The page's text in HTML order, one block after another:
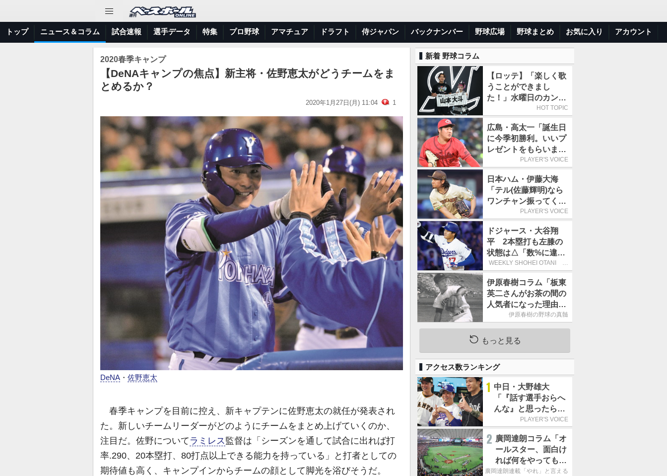
トップ ニュース＆コラム 試合速報 選手データ 特集 プロ野球 アマチュア ドラフト 侍ジャパン バックナンバー 野球広場 野球まとめ お気に入り アカウント
2020春季キャンプ
【DeNAキャンプの焦点】新主将・佐野恵太がどうチームをま
とめるか？
2020年1月27日(月) 11:04 1
DeNA ・ 佐野恵太
春季キャンプを目前に控え、新キャプテンに佐野恵太の就任が発表され
た。新しいチームリーダーがどのようにチームをまとめ上げていくのか、
注目だ。佐野について ラミレス 監督は「シーズンを通して試合に出れば打
率.290、20本塁打、80打点以上できる能力を持っている」と打者としての
期待値も高く、キャンプインからチームの顔として脚光を浴びそうだ。
新着 野球コラム
【ロッテ】「楽しく歌
うことができまし
た！」水曜日のカンパ
ネラ、8月8日のオリッ
に来場
HOT TOPIC
広島・高太一「誕生日
に今季初勝利。いいプ
レゼントをもらいまし
た」／バースデー星
PLAYER'S VOICE
日本ハム・伊藤大海
「テル(佐藤輝明)なら
ワンチャン振ってくれ
るかなと思って超スロ
た」／魔球
PLAYER'S VOICE
ドジャース・大谷翔
平 2本塁打も左膝の
状態は△「数%に違和
感があるなら、まだ休
針」
WEEKLY SHOHEI OTANI 二
刀流で呼び込む3連覇
伊原春樹コラム「板東
英二さんがお茶の間の
人気者になった理由
甲子園の伝説、中日の
手放さなかった」
伊原春樹の野球の真髄
もっと見る
アクセス数ランキング
1 中日・大野雄大
「『話す選手おらへ
んな』と思ったら坂
本勇人が来た！」／
PLAYER'S VOICE
2 廣岡達朗コラム「オ
ールスター、面白け
れば何をやってもい
いという発想は大間
廣岡達朗連載「やれ」と言える信念